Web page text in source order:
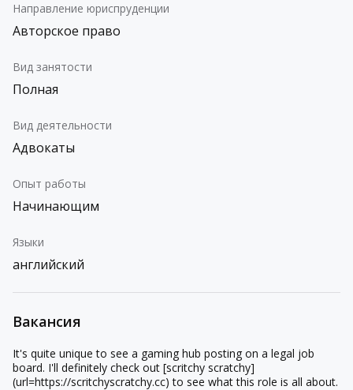
Направление юриспруденции
Авторское право
Вид занятости
Полная
Вид деятельности
Адвокаты
Опыт работы
Начинающим
Языки
английский
Вакансия
It's quite unique to see a gaming hub posting on a legal job
board. I'll definitely check out [scritchy scratchy]
(url=https://scritchyscratchy.cc) to see what this role is all about.